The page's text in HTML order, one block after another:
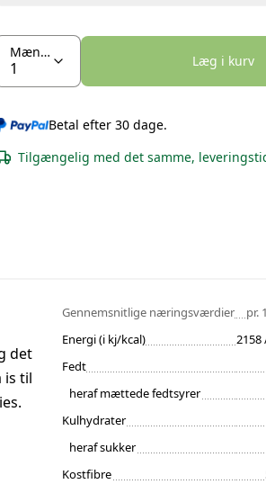
Mængde
Læg i kurv
Betal efter 30 dage.
Tilgængelig med det samme,
det
is til
Gennemsnitlige næringsværdier
pr.
Energi (i kj/kcal)
2158
Fedt
heraf mættede fedtsyrer
Kulhydrater
heraf sukker
Kostfibre